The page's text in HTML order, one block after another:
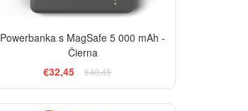
Powerbanka s MagSafe 5 000 mAh -
Čierna
€32,45
€40,45